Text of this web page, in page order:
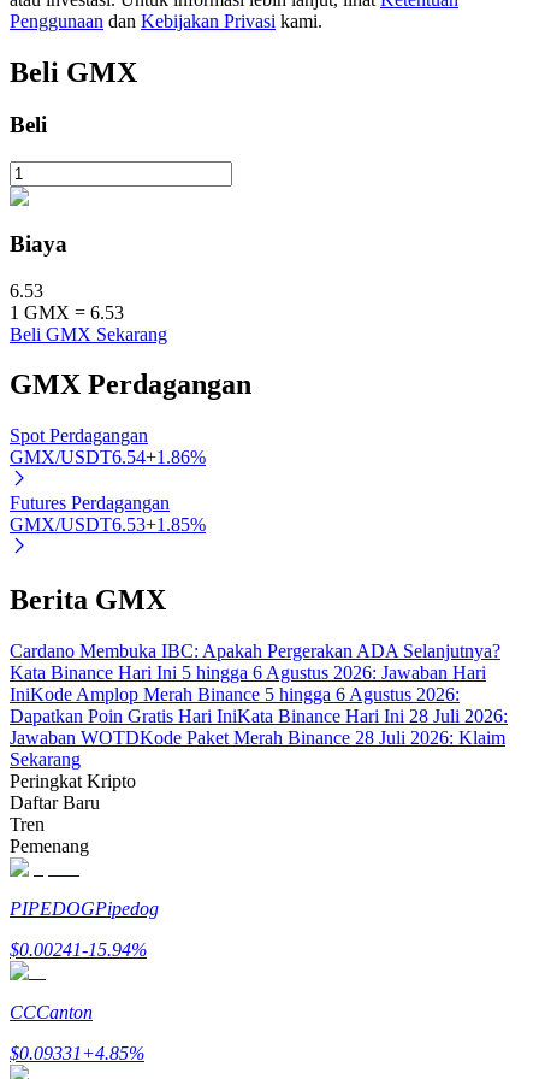
Pelajari Staking
Pelajari tentang mendapatkan penghasilan pasif
Mitra Bitrue
Penggunaan dan Kebijakan Privasi kami.
Beli GMX
Beli
Biaya
6.53
1 GMX = 6.53
Beli GMX Sekarang
GMX Perdagangan
Spot Perdagangan
GMX/USDT6.54+1.86%
Futures Perdagangan
GMX/USDT6.53+1.85%
Berita GMX
Cardano Membuka IBC: Apakah Pergerakan ADA Selanjutnya?
Kata Binance Hari Ini 5 hingga 6 Agustus 2026: Jawaban Hari
IniKode Amplop Merah Binance 5 hingga 6 Agustus 2026:
Dapatkan Poin Gratis Hari IniKata Binance Hari Ini 28 Juli 2026:
Jawaban WOTDKode Paket Merah Binance 28 Juli 2026: Klaim
Sekarang
Peringkat Kripto
Daftar Baru
Tren
Pemenang
PIPEDOGPipedog
$0.00241-15.94%
CCCanton
$0.09331+4.85%